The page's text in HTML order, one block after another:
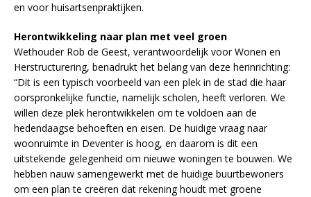
en voor huisartsenpraktijken.
Herontwikkeling naar plan met veel groen
Wethouder Rob de Geest, verantwoordelijk voor Wonen en
Herstructurering, benadrukt het belang van deze herinrichting:
“Dit is een typisch voorbeeld van een plek in de stad die haar
oorspronkelijke functie, namelijk scholen, heeft verloren. We
willen deze plek herontwikkelen om te voldoen aan de
hedendaagse behoeften en eisen. De huidige vraag naar
woonruimte in Deventer is hoog, en daarom is dit een
uitstekende gelegenheid om nieuwe woningen te bouwen. We
hebben nauw samengewerkt met de huidige buurtbewoners
om een plan te creëren dat rekening houdt met groene